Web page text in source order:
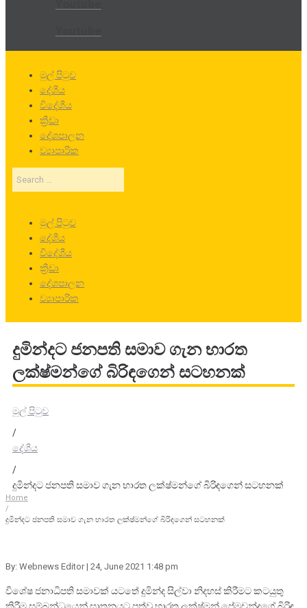
මුල් පිටුව
දේශීය
විදේශීය
ක්‍රීඩා
දේශපාලන
ව්‍යාපාරික
Search
…
මුල් පිටුව
දේශීය
විදේශීය
ක්‍රීඩා
දේශපාලන
ව්‍යාපාරික
දුමින්දට ජනපති සමාව ගැන භාරත
ලක්ෂ්මන්ගේ බිරිඳගෙන් සටහනක්
මුල් පිටුව
/
දේශීය
/
දුමින්දට ජනපති සමාව ගැන භාරත ලක්ෂ්මන්ගේ බිරිඳගෙන් සටහනක්
Home
/
දුමින්දට ජනපති සමාව ගැන භාරත ලක්ෂ්මන්ගේ බිරිඳගෙන් සටහනක්
By: Webnews Editor | 24, June 2021 1:48 pm
විශේෂ ජනාධිපති සමාවක් යටතේ දුමින්ද සිල්වා නිදහස් කිරීමට කටයුතු